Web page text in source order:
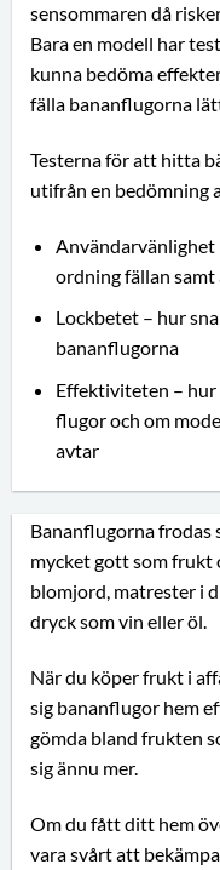
sensommaren då
Bara en modell har
kunna bedöma
fälla bananflugorna
Testerna för att hitta
utifrån en bedömning
ordning fällan samt
Lockbetet – hur
bananflugorna
Effektiviteten – hur
flugor och om
avtar
Bananflugorna frodas
mycket gott som frukt
blomjord, matrester i
dryck som vin eller öl.
När du köper frukt i
sig bananflugor hem
gömda bland frukten
sig ännu mer.
Om du fått ditt hem
vara svårt att